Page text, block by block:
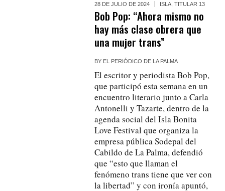
28 DE JULIO DE 2024 ISLA ,TITULAR 13
Bob Pop: “Ahora mismo no
hay más clase obrera que
una mujer trans”
BY EL PERIÓDICO DE LA PALMA
El escritor y periodista Bob Pop,
que participó esta semana en un
encuentro literario junto a Carla
Antonelli y Tazarte, dentro de la
agenda social del Isla Bonita
Love Festival que organiza la
empresa pública Sodepal del
Cabildo de La Palma, defendió
que “esto que llaman el
fenómeno trans tiene que ver con
la libertad” y con ironía apuntó,